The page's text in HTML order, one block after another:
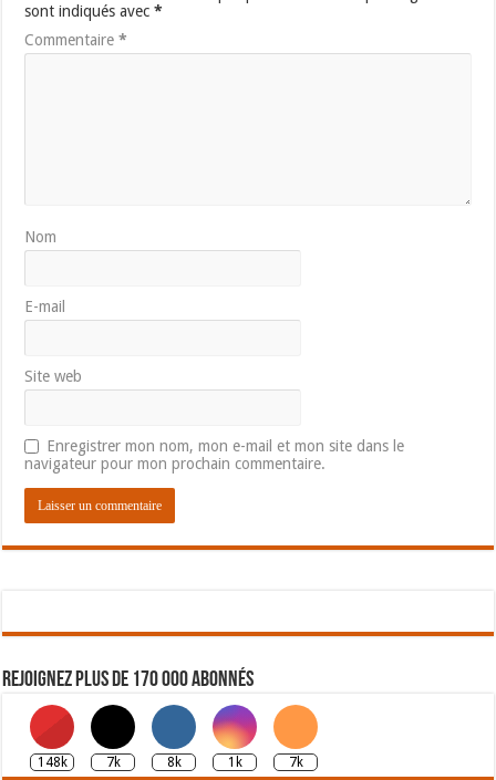
sont indiqués avec*
Commentaire*
Nom
E-mail
Site web
Enregistrer mon nom, mon e-mail et mon site dans le
navigateur pour mon prochain commentaire.
Rejoignez plus de 170 000 abonnés
148k 7k 8k 1k 7k